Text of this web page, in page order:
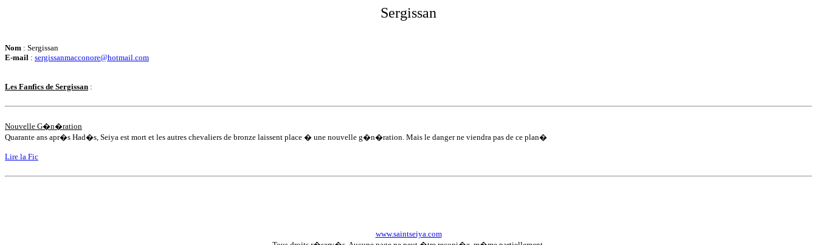
Sergissan
Nom : Sergissan
E-mail : sergissanmacconore@hotmail.com
Les Fanfics de Sergissan :
Nouvelle G�n�ration
Quarante ans apr�s Had�s, Seiya est mort et les autres chevaliers de bronze laissent place � une nouvelle g�n�ration. Mais le danger ne viendra pas de ce plan�
Lire la Fic
www.saintseiya.com